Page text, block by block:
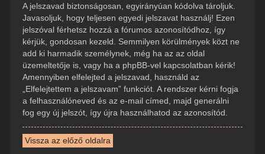
A jelszavad biztonságosan, egyirányúan kódolva tároljuk.
Javasoljuk, hogy teljesen egyedi jelszavat használj! Ezen
jelszóval férhetsz hozzá a fórumos azonosítódhoz, így
kérjük, gondosan kezeld. Semmilyen körülmények közt ne
add ki harmadik személynek, még ha az az oldal
üzemeltetője is, vagy ha a phpBB-vel kapcsolatban kérik!
Amennyiben elfelejted a jelszavad, használd az
„Elfelejtettem a jelszavam” funkciót. A rendszer kérni fogja
a felhasználóneved és az e-mail címed, majd generálni
fog egy új jelszót, így újra használhatod az azonosítód.
Vissza az előző oldalra